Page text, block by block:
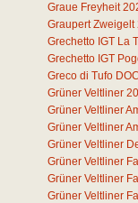
Graue Freyheit
Graupert Zweigelt
Grechetto IGT La
Grechetto IGT
Greco di Tufo
Grüner Veltliner
Grüner Veltliner
Grüner Veltliner
Grüner Veltliner
Grüner Veltliner
Grüner Veltliner
Grüner Veltliner